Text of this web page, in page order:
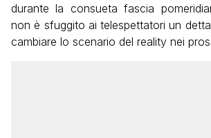
durante la consueta fascia
non è sfuggito ai telespettatori un
cambiare lo scenario del reality nei